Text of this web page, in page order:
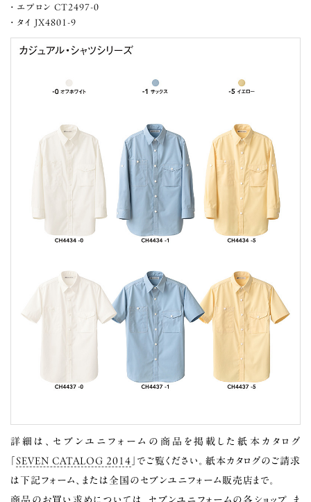
エプロン CT2497-0
タイ JX4801-9
詳細は、セブンユニフォームの商品を掲載した紙本カタログ
「SEVEN CATALOG 2014 」でご覧ください。紙本カタログのご請求
は下記フォーム、または全国のセブンユニフォーム販売店まで。
商品のお買い求めについては、 セブンユニフォームの各ショップ、ま